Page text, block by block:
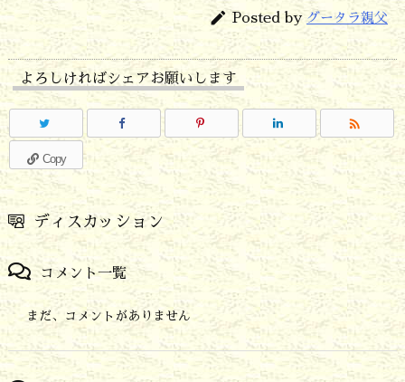
 Posted by グータラ親父
よろしければシェアお願いします

Copy
ディスカッション
コメント一覧
まだ、コメントがありません